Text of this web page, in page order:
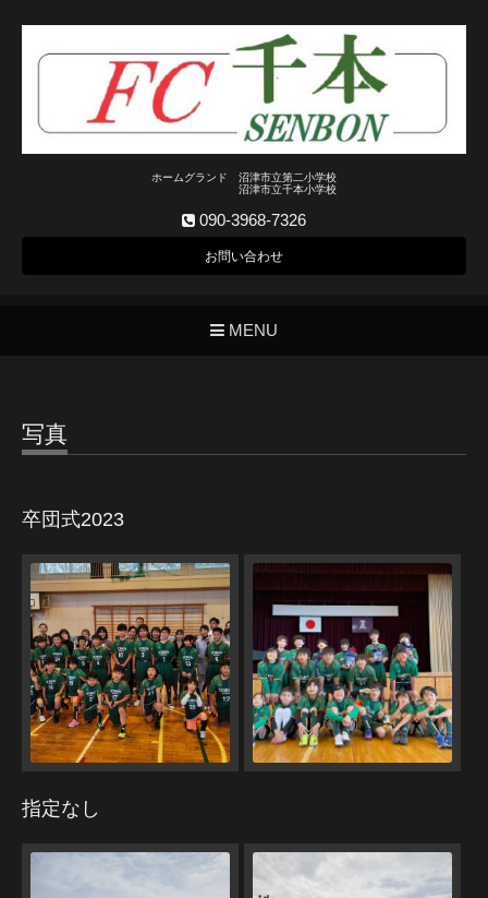
ホームグランド 沼津市立第二小学校
沼津市立千本小学校
090-3968-7326
お問い合わせ
MENU
写真
卒団式2023
指定なし